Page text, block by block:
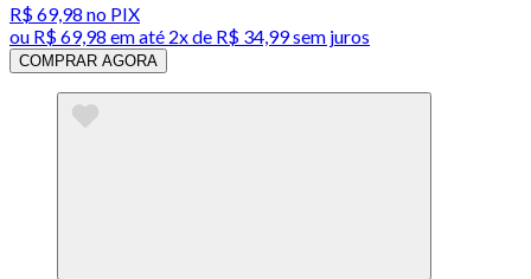
R$ 69,98 no PIX
ou R$ 69,98 em até 2x de R$ 34,99 sem juros
COMPRAR AGORA